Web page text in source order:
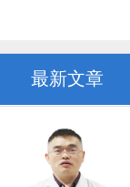
最新文章